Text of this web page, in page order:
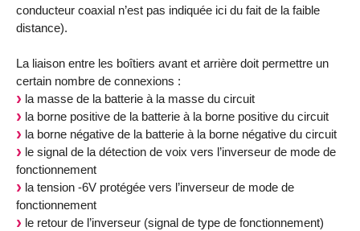
conducteur coaxial n’est pas indiquée ici du fait de la faible
distance).
La liaison entre les boîtiers avant et arrière doit permettre un
certain nombre de connexions :
la masse de la batterie à la masse du circuit
la borne positive de la batterie à la borne positive du circuit
la borne négative de la batterie à la borne négative du circuit
le signal de la détection de voix vers l’inverseur de mode de
fonctionnement
la tension -6V protégée vers l’inverseur de mode de
fonctionnement
le retour de l’inverseur (signal de type de fonctionnement)